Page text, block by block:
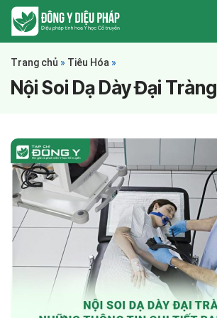
Trang chủ » Tiêu Hóa »
Nội Soi Dạ Dày Đại Tràng